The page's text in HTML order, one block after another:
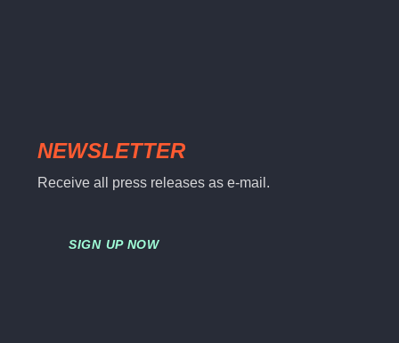
NEWSLETTER
Receive all press releases as e-mail.
SIGN UP NOW